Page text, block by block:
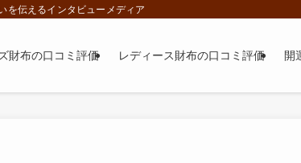
を伝えるインタビューメディア
財布の口コミ評価 レディース財布の口コミ評価 開